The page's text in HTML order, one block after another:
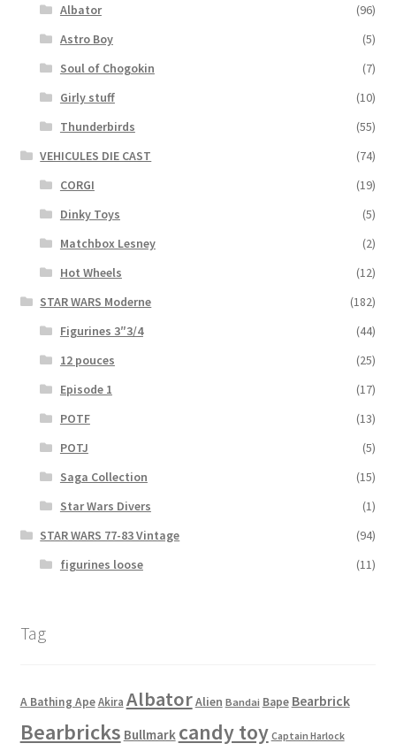
Albator
(96)
Astro Boy
(5)
Soul of Chogokin
(7)
Girly stuff
(10)
Thunderbirds
(55)
VEHICULES DIE CAST
(74)
CORGI
(19)
Dinky Toys
(5)
Matchbox Lesney
(2)
Hot Wheels
(12)
STAR WARS Moderne
(182)
Figurines 3″3/4
(44)
12 pouces
(25)
Episode 1
(17)
POTF
(13)
POTJ
(5)
Saga Collection
(15)
Star Wars Divers
(1)
STAR WARS 77-83 Vintage
(94)
figurines loose
(11)
Tag
A Bathing Ape Akira AlbatorAlien Bandai Bape Bearbrick
Bearbricks Bullmark candy toy Captain Harlock